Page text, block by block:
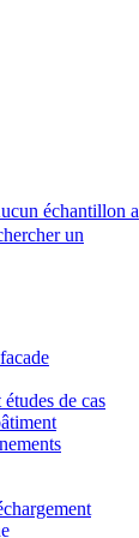
échantillon a
un
de cas